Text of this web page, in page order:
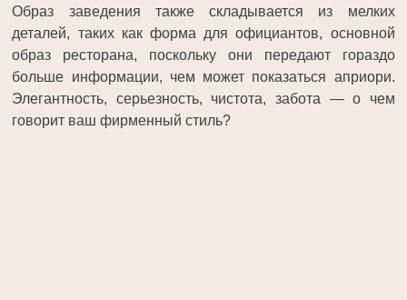
Образ заведения также складывается из мелких
деталей, таких как форма для официантов, основной
образ ресторана, поскольку они передают гораздо
больше информации, чем может показаться априори.
Элегантность, серьезность, чистота, забота — о чем
говорит ваш фирменный стиль?